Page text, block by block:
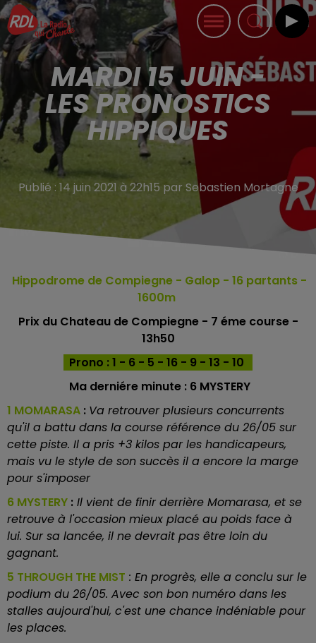
MARDI 15 JUIN -
LES PRONOSTICS
HIPPIQUES
Publié : 14 juin 2021 à 22h15 par Sebastien Mortagne
Hippodrome de Compiegne - Galop - 16 partants -
1600m
Prix du Chateau de Compiegne - 7 éme course -
13h50
Prono : 1 - 6 - 5 - 16 - 9 - 13 - 10
Ma derniére minute : 6 MYSTERY
1 MOMARASA : Va retrouver plusieurs concurrents
qu'il a battu dans la course référence du 26/05 sur
cette piste. Il a pris +3 kilos par les handicapeurs,
mais vu le style de son succès il a encore la marge
pour s'imposer
6 MYSTERY : Il vient de finir derrière Momarasa, et se
retrouve à l'occasion mieux placé au poids face à
lui. Sur sa lancée, il ne devrait pas être loin du
gagnant.
5 THROUGH THE MIST : En progrès, elle a conclu sur le
podium du 26/05. Avec son bon numéro dans les
stalles aujourd'hui, c'est une chance indéniable pour
les places.